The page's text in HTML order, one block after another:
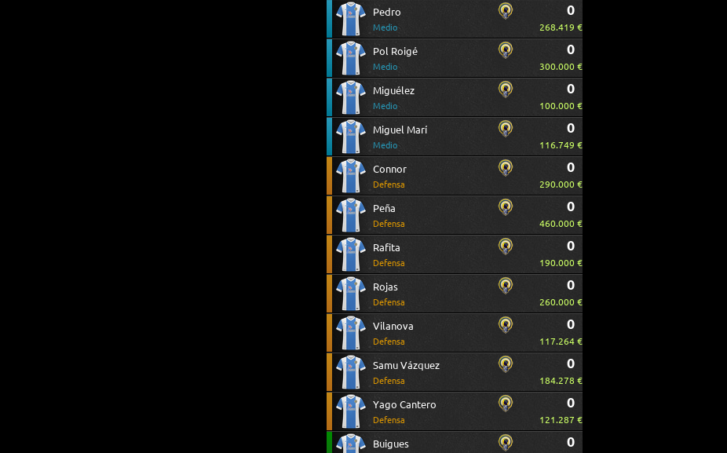
Pedro
Medio
0
268.419 €
Pol Roigé
Medio
0
300.000 €
Miguélez
Medio
0
100.000 €
Miguel Marí
Medio
0
116.749 €
Connor
Defensa
0
290.000 €
Peña
Defensa
0
460.000 €
Rafita
Defensa
0
190.000 €
Rojas
Defensa
0
260.000 €
Vilanova
Defensa
0
117.264 €
Samu Vázquez
Defensa
0
184.278 €
Yago Cantero
Defensa
0
121.287 €
Buigues 0